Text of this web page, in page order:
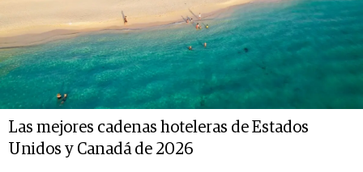
Las mejores cadenas hoteleras de Estados
Unidos y Canadá de 2026